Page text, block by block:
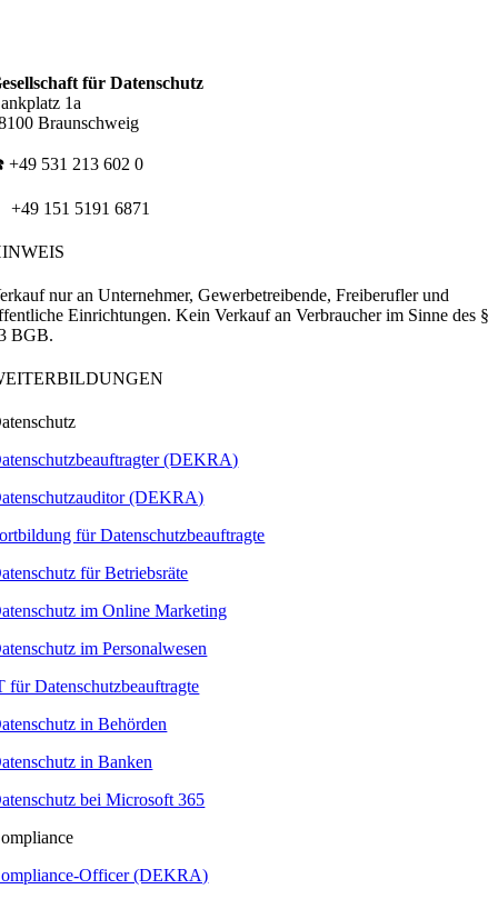
für Datenschutz
1a
Braunschweig
+49 531 213 602 0
+49 151 5191 6871
nur an Unternehmer, Gewerbetreibende, Freiberufler und
Einrichtungen. Kein Verkauf an Verbraucher im Sinne des §
BGB.
(DEKRA)
(DEKRA)
für Datenschutzbeauftragte
für Betriebsräte
im Online Marketing
im Personalwesen
für Datenschutzbeauftragte
in Behörden
in Banken
bei Microsoft 365
Officer (DEKRA)